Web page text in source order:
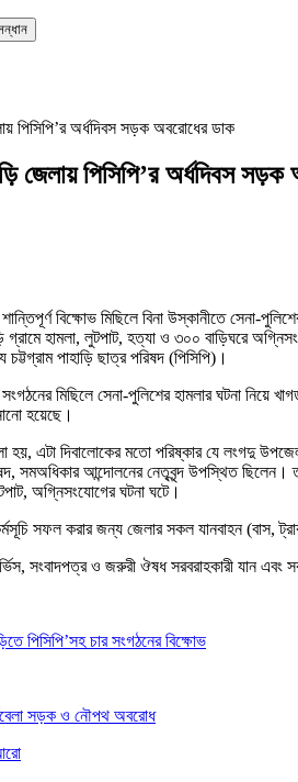
পিসিপি’র অর্ধদিবস সড়ক অবরোধের ডাক
জেলায় পিসিপি’র অর্ধদিবস
শান্তিপূর্ণ বিক্ষোভ মিছিলে বিনা উস্কানীতে সেনা-
গ্রামে হামলা, লুটপাট, হত্যা ও ৩০০ বাড়িঘরে
পাহাড়ি ছাত্র পরিষদ (পিসিপি)।
মিছিলে সেনা-পুলিশের হামলার ঘটনা
হয়েছে।
এটা দিবালোকের মতো পরিষ্কার যে লংগদু
সমঅধিকার আন্দোলনের নেতৃবৃন্দ উপস্থিত ছিলেন।
অগ্নিসংযোগের ঘটনা ঘটে।
সফল করার জন্য জেলার সকল যানবাহন (বাস,
সংবাদপত্র ও জরুরী ঔষধ সরবরাহকারী যান এবং
পিসিপি’সহ চার সংগঠনের বিক্ষোভ
সড়ক ও নৌপথ অবরোধ